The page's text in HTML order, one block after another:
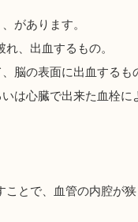
、があります。
、出血するもの。
脳の表面に出血するも
心臓で出来た血栓に
とで、血管の内腔が